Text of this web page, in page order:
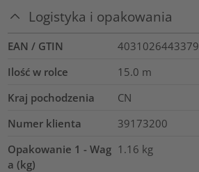
Logistyka i opakowania
EAN / GTIN
4031026443379
Ilość w rolce
15.0 m
Kraj pochodzenia
CN
Numer klienta
39173200
Opakowanie 1 - Wag
a (kg)
1.16 kg